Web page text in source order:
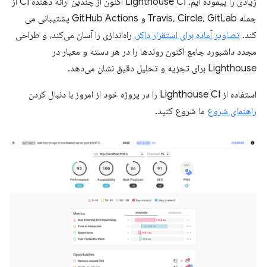
جمله Travis، Circle، GitLab و GitHub Actions پشتیبانی می
کند. تصاویر آماده برای استقرار داکر، راه‌اندازی را آسان می‌کند، و طراحی
مجدد داشبورد جامع اکنون روندها را در هر دسته و معیار در
Lighthouse برای تجزیه و تحلیل دقیق نشان می‌دهد.
استفاده از Lighthouse CI را در پروژه خود از امروز با دنبال کردن
راهنمای شروع ما شروع کنید.